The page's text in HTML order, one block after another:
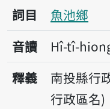
詞目
魚池鄉
音讀
Hî-tî-
釋義
南投縣行
行政區名)